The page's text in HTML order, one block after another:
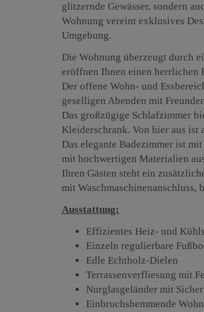
glitzernde Gewässer, sondern
Wohnung vereint exklusives
Umgebung.
Die Wohnung überzeugt durch
eröffnen Ihnen einen herrlichen
Der offene Wohn- und
geselligen Abenden mit
Das großzügige Schlafzimmer
Kleiderschrank. Von hier aus ist
Das elegante Badezimmer ist
mit hochwertigen Materialien
Ihren Gästen steht ein
mit Waschmaschinenanschluss,
Ausstattung:
Effizientes Heiz- und
Einzeln regulierbare
Edle Echtholz-Dielen
Terrassenverfliesung mit
Nurglasgeländer mit
Einbruchshemmende